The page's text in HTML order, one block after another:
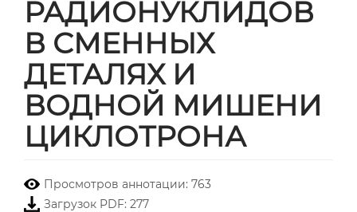
РАДИОНУКЛИДОВ
В СМЕННЫХ
ДЕТАЛЯХ И
ВОДНОЙ МИШЕНИ
ЦИКЛОТРОНА
Просмотров аннотации: 763
Загрузок PDF: 277